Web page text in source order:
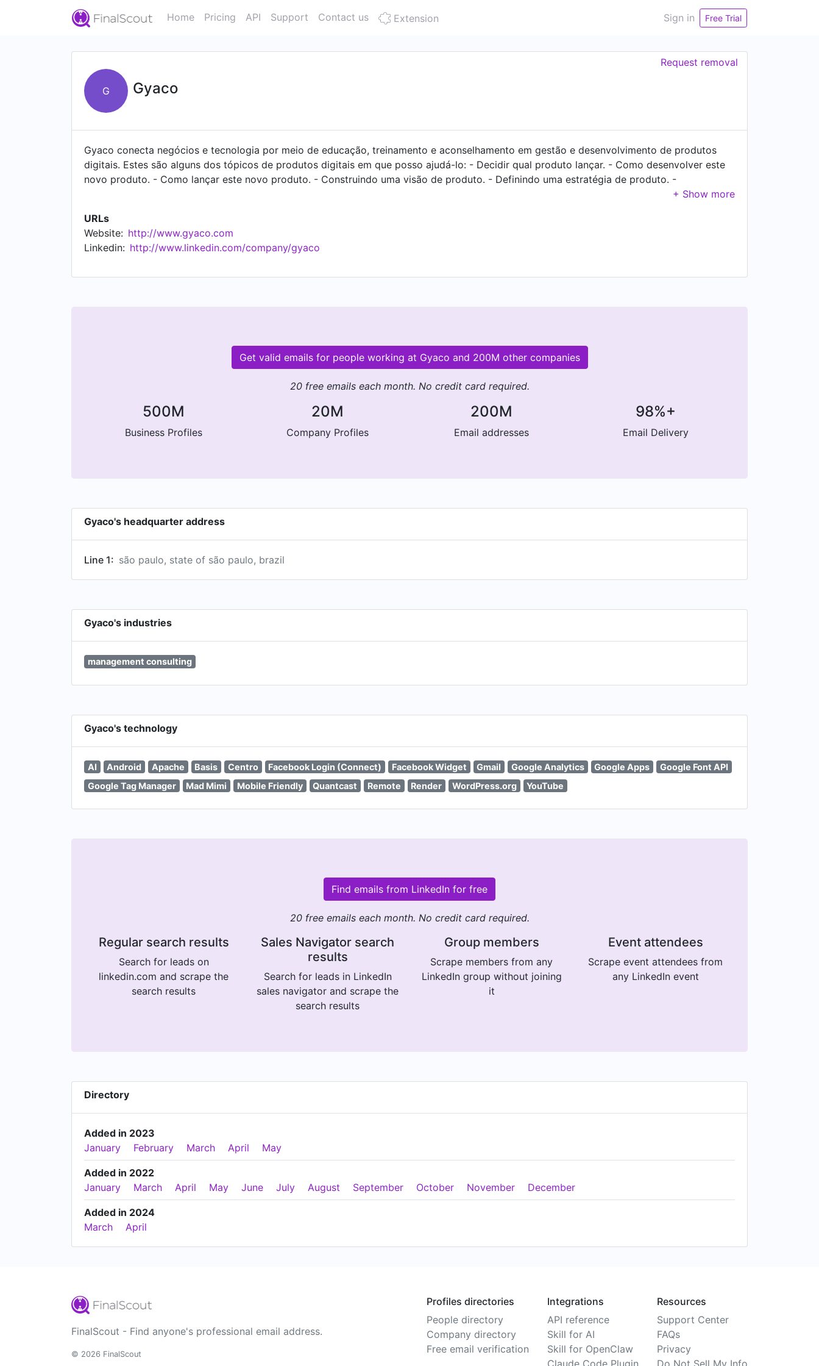
Home Pricing API Support Contact us Extension Sign in Free Trial
G Gyaco
Request removal
Gyaco conecta negócios e tecnologia por meio de educação, treinamento e aconselhamento em gestão e desenvolvimento de produtos
digitais. Estes são alguns dos tópicos de produtos digitais em que posso ajudá-lo: - Decidir qual produto lançar. - Como desenvolver este
novo produto. - Como lançar este novo produto. - Construindo uma visão de produto. - Definindo uma estratégia de produto. -
Organizando sua equipe de desenvolvimento de produtos. - Diversificar seu portfólio de produtos. - Gerenciando seu portfólio de
Hospitalar, ClickBus, James, Magnetis, Conta Azul, Locaweb, Vindi, MaxMilhas, FunRetro, Geofusion, Eventials, Astrea e Alura.
URLs
Website: http://www.gyaco.com
Linkedin: http://www.linkedin.com/company/gyaco
Get valid emails for people working at Gyaco and 200M other companies
20 free emails each month. No credit card required.
500M
Business Profiles
20M
Company Profiles
200M
Email addresses
98%+
Email Delivery
Gyaco's headquarter address
Line 1: são paulo, state of são paulo, brazil
Gyaco's industries
management consulting
Gyaco's technology
AI Android Apache Basis Centro Facebook Login (Connect) Facebook Widget Gmail Google Analytics Google Apps
Google Font API
Google Tag Manager
Mad Mimi Mobile Friendly Quantcast Remote Render WordPress.org YouTube
Find emails from LinkedIn for free
20 free emails each month. No credit card required.
Regular search results
Search for leads on
linkedin.com and scrape the
search results
Sales Navigator search
results
Search for leads in LinkedIn
sales navigator and scrape the
search results
Group members
Scrape members from any
LinkedIn group without joining
it
Event attendees
Scrape event attendees from
any LinkedIn event
Directory
Added in 2023
January
February March April May
Added in 2022
January
March April May June July August September October November December
Added in 2024
March
April
FinalScout - Find anyone's professional email address.
© 2026 FinalScout
Profiles directories
People directory
Company directory
Free email verification
Integrations
API reference
Skill for AI
Skill for OpenClaw
Resources
Support Center
FAQs
Privacy